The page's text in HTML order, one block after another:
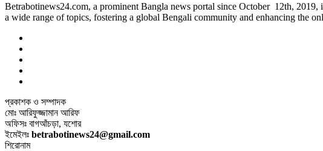
Betrabotinews24.com, a prominent Bangla news portal since October 12th,
a wide range of topics, fostering a global Bengali community and enhancing the
প্রকাশক ও সম্পাদক
মোঃ আরিফুজ্জামান আরিফ
অফিসঃ বাগআঁচড়া, যশোর
ইমেইলঃ betrabotinews24@gmail.com
শিরোনাম